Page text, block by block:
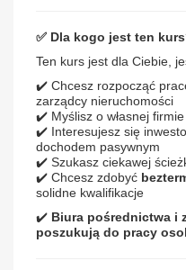
✅ Dla kogo jest ten
Ten kurs jest dla Ciebie,
✔️ Chcesz rozpocząć
zarządcy nieruchomości
✔️ Myślisz o własnej
✔️ Interesujesz się
dochodem pasywnym
✔️ Szukasz ciekawej
✔️ Chcesz zdobyć
solidne kwalifikacje
✔️ Biura pośrednictwa i
poszukują do pracy